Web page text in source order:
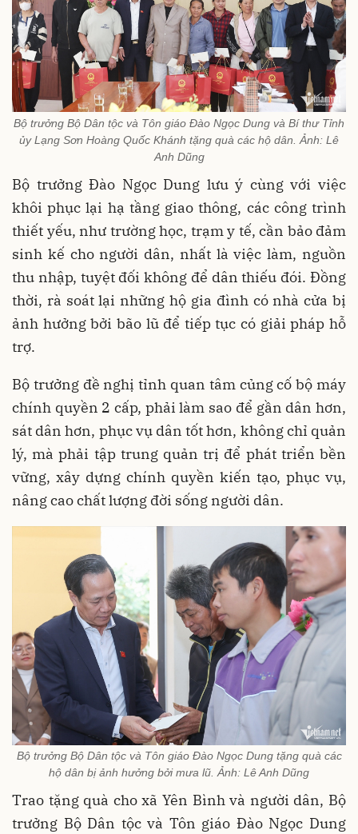
Bộ trưởng Bộ Dân tộc và Tôn giáo Đào Ngọc Dung và Bí thư Tỉnh
ủy Lạng Sơn Hoàng Quốc Khánh tặng quà các hộ dân. Ảnh: Lê
Anh Dũng
Bộ trưởng Đào Ngọc Dung lưu ý cùng với việc
khôi phục lại hạ tầng giao thông, các công trình
thiết yếu, như trường học, trạm y tế, cần bảo đảm
sinh kế cho người dân, nhất là việc làm, nguồn
thu nhập, tuyệt đối không để dân thiếu đói. Đồng
thời, rà soát lại những hộ gia đình có nhà cửa bị
ảnh hưởng bởi bão lũ để tiếp tục có giải pháp hỗ
trợ.
Bộ trưởng đề nghị tỉnh quan tâm củng cố bộ máy
chính quyền 2 cấp, phải làm sao để gần dân hơn,
sát dân hơn, phục vụ dân tốt hơn, không chỉ quản
lý, mà phải tập trung quản trị để phát triển bền
vững, xây dựng chính quyền kiến tạo, phục vụ,
nâng cao chất lượng đời sống người dân.
Bộ trưởng Bộ Dân tộc và Tôn giáo Đào Ngọc Dung tặng quà các
hộ dân bị ảnh hưởng bởi mưa lũ. Ảnh: Lê Anh Dũng
Trao tặng quà cho xã Yên Bình và người dân, Bộ
trưởng Bộ Dân tộc và Tôn giáo Đào Ngọc Dung